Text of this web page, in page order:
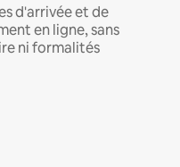
d'arrivée et de
en ligne, sans
ni formalités